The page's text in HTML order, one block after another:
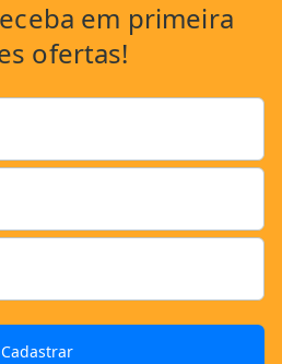
em primeira
ofertas!
Cadastrar